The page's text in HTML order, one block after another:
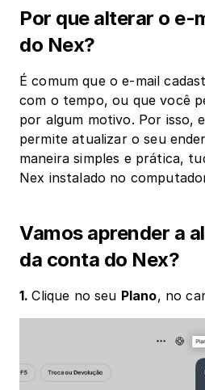
Por que alterar o e-
do Nex?
É comum que o e-mail
com o tempo, ou que você
por algum motivo. Por isso,
permite atualizar o seu
maneira simples e prática,
Nex instalado no
Vamos aprender a
da conta do Nex?
1. Clique no seu Plano, no